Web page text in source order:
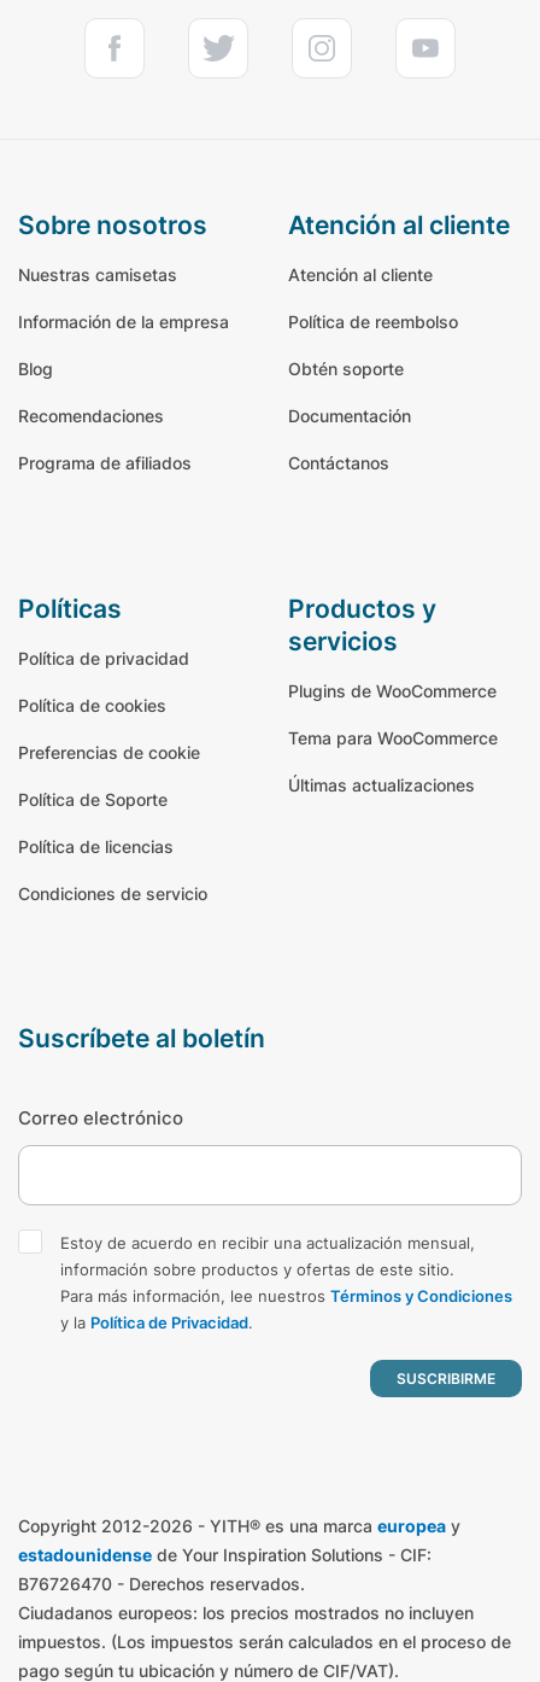
sobre nosotros
Nuestras camisetas
Información de la empresa
Blog
Recomendaciones
Programa de afiliados
atención al cliente
Atención al cliente
Política de reembolso
Obtén soporte
Documentación
Contáctanos
políticas
Política de privacidad
Política de cookies
Preferencias de cookie
Política de Soporte
Política de licencias
Condiciones de servicio
productos y
servicios
Plugins de WooCommerce
Tema para WooCommerce
Últimas actualizaciones
suscríbete al boletín
Correo electrónico
Estoy de acuerdo en recibir una actualización mensual,
información sobre productos y ofertas de este sitio.
Para más información, lee nuestros Términos y Condiciones
y la Política de Privacidad.
Copyright 2012-2026 - YITH® es una marca europea y
estadounidense de Your Inspiration Solutions - CIF:
B76726470 - Derechos reservados.
Ciudadanos europeos: los precios mostrados no incluyen
impuestos. (Los impuestos serán calculados en el proceso de
pago según tu ubicación y número de CIF/VAT).